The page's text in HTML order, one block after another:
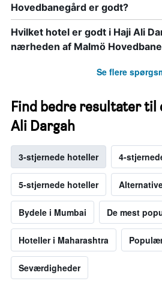
Hovedbanegård er godt?
Hvilket hotel er godt i Haji Ali
nærheden af Malmö
Se flere
Find bedre resultater til
Ali Dargah
3-stjernede hoteller 4-
5-stjernede hoteller
Bydele i Mumbai De mest
Hoteller i Maharashtra
Seværdigheder